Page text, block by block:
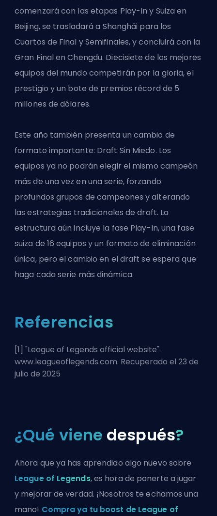
comenzará con las etapas Play-In y Suiza en
Beijing, se trasladará a Shanghái para los
Cuartos de Final y Semifinales, y concluirá con la
Gran Final en Chengdu. Diecisiete de los mejores
equipos del mundo competirán por la gloria, el
prestigio y un bote de premios récord de 5
millones de dólares.
Este año también presenta un cambio de
formato importante: Draft Sin Miedo. Los
equipos ya no podrán elegir el mismo campeón
más de una vez en una serie, forzando
profundos grupos de campeones y alterando
las estrategias tradicionales de draft. La
estructura aún incluye la fase Play-In, una fase
suiza de 16 equipos y un formato de eliminación
única, pero el cambio en el draft se espera que
haga cada serie más dinámica.
Referencias
[1] "League of Legends official website".
www.leagueoflegends.com. Recuperado el 23 de
julio de 2025
¿Qué viene después?
Ahora que ya has aprendido algo nuevo sobre
League of Legends, es hora de ponerte a jugar
y mejorar de verdad. ¡Nosotros te echamos una
mano! Compra ya tu boost de League of